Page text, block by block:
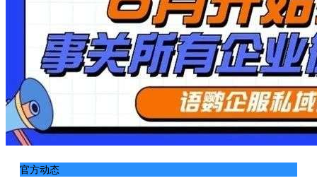
官方动态